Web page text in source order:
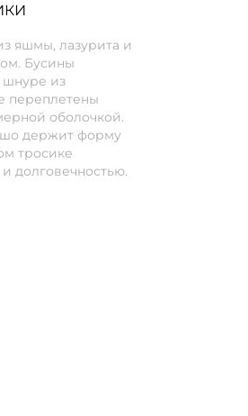
яшмы, лазурита и
Бусины
из
переплетены
оболочкой.
держит форму
тросике
долговечностью.